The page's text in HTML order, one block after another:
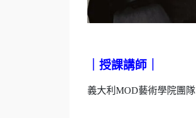
｜授課講師｜
義大利MOD藝術學院團隊